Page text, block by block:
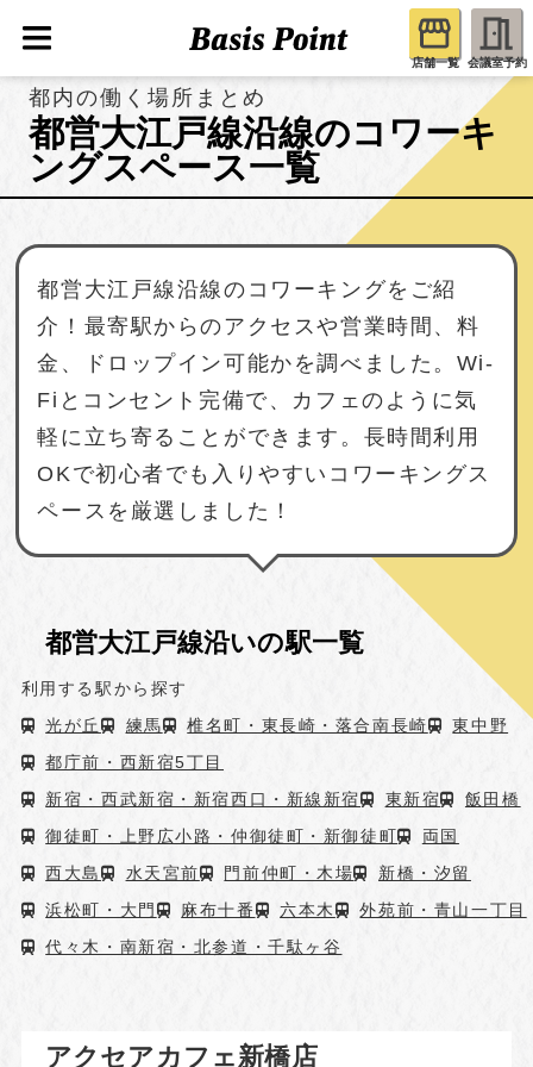
店舗一覧 会議室予約
都内の働く場所まとめ
都営大江戸線沿線のコワーキ
ングスペース一覧
都営大江戸線沿線のコワーキングをご紹
介！最寄駅からのアクセスや営業時間、料
金、ドロップイン可能かを調べました。Wi-
Fiとコンセント完備で、カフェのように気
軽に立ち寄ることができます。長時間利用
OKで初心者でも入りやすいコワーキングス
ペースを厳選しました！
都営大江戸線沿いの駅一覧
利用する駅から探す
光が丘
練馬 椎名町・東長崎・落合南長崎
東中野
都庁前・西新宿5丁目
新宿・西武新宿・新宿西口・新線新宿
東新宿
飯田橋
御徒町・上野広小路・仲御徒町・新御徒町
両国
西大島
水天宮前 門前仲町・木場
新橋・汐留
浜松町・大門
麻布十番 六本木
外苑前・青山一丁目
代々木・南新宿・北参道・千駄ヶ谷
アクセアカフェ新橋店